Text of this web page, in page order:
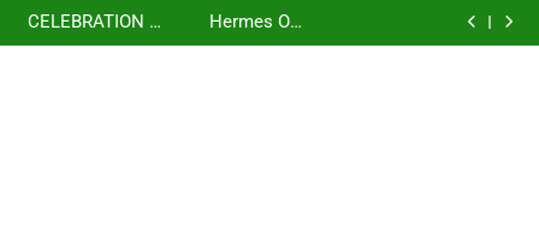
Skip
to
少女時代(소녀시
대)(Girls’
세라핌)
using OpenRouter
(다시만난세계)(Into
CELEBRATION –
LE SSERAFIM(르
Hermes One
Quick Start Guide
虹 – 菅田将暉